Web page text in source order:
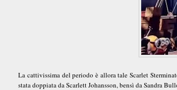
La cattivissima del periodo è allora tale Scarlet
stata doppiata da Scarlett Johansson, bensì da Sandra